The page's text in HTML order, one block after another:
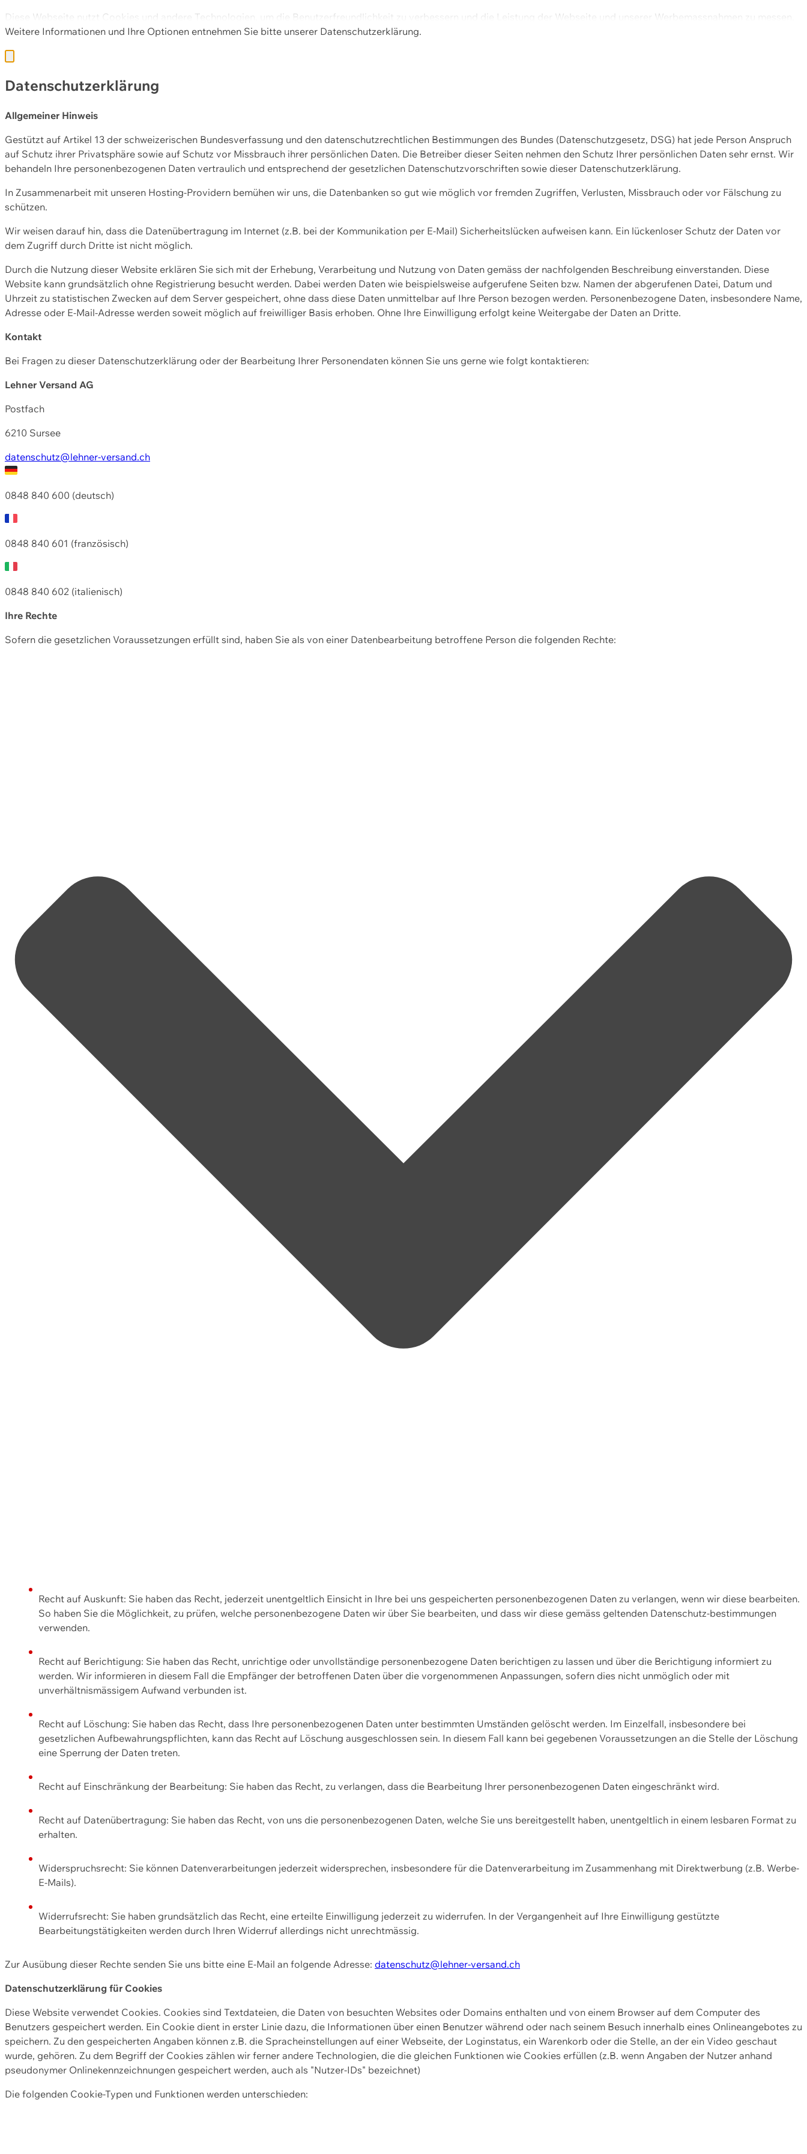
Diese Webseite nutzt Cookies und andere Technologien, um die Benutzerfreundlichkeit zu verbessern und die Leistung der Webseite und unserer Werbemassnahmen zu messen.
Weitere Informationen und Ihre Optionen entnehmen Sie bitte unserer Datenschutzerklärung.
Datenschutzerklärung
Allgemeiner Hinweis
Gestützt auf Artikel 13 der schweizerischen Bundesverfassung und den datenschutzrechtlichen Bestimmungen des Bundes (Datenschutzgesetz, DSG) hat jede Person Anspruch
auf Schutz ihrer Privatsphäre sowie auf Schutz vor Missbrauch ihrer persönlichen Daten. Die Betreiber dieser Seiten nehmen den Schutz Ihrer persönlichen Daten sehr ernst. Wir
behandeln Ihre personenbezogenen Daten vertraulich und entsprechend der gesetzlichen Datenschutzvorschriften sowie dieser Datenschutzerklärung.
In Zusammenarbeit mit unseren Hosting-Providern bemühen wir uns, die Datenbanken so gut wie möglich vor fremden Zugriffen, Verlusten, Missbrauch oder vor Fälschung zu
schützen.
Wir weisen darauf hin, dass die Datenübertragung im Internet (z.B. bei der Kommunikation per E-Mail) Sicherheitslücken aufweisen kann. Ein lückenloser Schutz der Daten vor
dem Zugriff durch Dritte ist nicht möglich.
Durch die Nutzung dieser Website erklären Sie sich mit der Erhebung, Verarbeitung und Nutzung von Daten gemäss der nachfolgenden Beschreibung einverstanden. Diese
Website kann grundsätzlich ohne Registrierung besucht werden. Dabei werden Daten wie beispielsweise aufgerufene Seiten bzw. Namen der abgerufenen Datei, Datum und
Uhrzeit zu statistischen Zwecken auf dem Server gespeichert, ohne dass diese Daten unmittelbar auf Ihre Person bezogen werden. Personenbezogene Daten, insbesondere Name,
Adresse oder E-Mail-Adresse werden soweit möglich auf freiwilliger Basis erhoben. Ohne Ihre Einwilligung erfolgt keine Weitergabe der Daten an Dritte.
Kontakt
Bei Fragen zu dieser Datenschutzerklärung oder der Bearbeitung Ihrer Personendaten können Sie uns gerne wie folgt kontaktieren:
Lehner Versand AG
Postfach
6210 Sursee
datenschutz@lehner-versand.ch
0848 840 600 (deutsch)
0848 840 601 (französisch)
0848 840 602 (italienisch)
Ihre Rechte
Sofern die gesetzlichen Voraussetzungen erfüllt sind, haben Sie als von einer Datenbearbeitung betroffene Person die folgenden Rechte:
Recht auf Auskunft: Sie haben das Recht, jederzeit unentgeltlich Einsicht in Ihre bei uns gespeicherten personenbezogenen Daten zu verlangen, wenn wir diese bearbeiten.
So haben Sie die Möglichkeit, zu prüfen, welche personenbezogene Daten wir über Sie bearbeiten, und dass wir diese gemäss geltenden Datenschutz-bestimmungen
verwenden.
Recht auf Berichtigung: Sie haben das Recht, unrichtige oder unvollständige personenbezogene Daten berichtigen zu lassen und über die Berichtigung informiert zu
werden. Wir informieren in diesem Fall die Empfänger der betroffenen Daten über die vorgenommenen Anpassungen, sofern dies nicht unmöglich oder mit
unverhältnismässigem Aufwand verbunden ist.
Recht auf Löschung: Sie haben das Recht, dass Ihre personenbezogenen Daten unter bestimmten Umständen gelöscht werden. Im Einzelfall, insbesondere bei
gesetzlichen Aufbewahrungspflichten, kann das Recht auf Löschung ausgeschlossen sein. In diesem Fall kann bei gegebenen Voraussetzungen an die Stelle der Löschung
eine Sperrung der Daten treten.
Recht auf Einschränkung der Bearbeitung: Sie haben das Recht, zu verlangen, dass die Bearbeitung Ihrer personenbezogenen Daten eingeschränkt wird.
Recht auf Datenübertragung: Sie haben das Recht, von uns die personenbezogenen Daten, welche Sie uns bereitgestellt haben, unentgeltlich in einem lesbaren Format zu
erhalten.
Widerspruchsrecht: Sie können Datenverarbeitungen jederzeit widersprechen, insbesondere für die Datenverarbeitung im Zusammenhang mit Direktwerbung (z.B. Werbe-
E-Mails).
Widerrufsrecht: Sie haben grundsätzlich das Recht, eine erteilte Einwilligung jederzeit zu widerrufen. In der Vergangenheit auf Ihre Einwilligung gestützte
Bearbeitungstätigkeiten werden durch Ihren Widerruf allerdings nicht unrechtmässig.
Zur Ausübung dieser Rechte senden Sie uns bitte eine E-Mail an folgende Adresse: datenschutz@lehner-versand.ch
Datenschutzerklärung für Cookies
Diese Website verwendet Cookies. Cookies sind Textdateien, die Daten von besuchten Websites oder Domains enthalten und von einem Browser auf dem Computer des
Benutzers gespeichert werden. Ein Cookie dient in erster Linie dazu, die Informationen über einen Benutzer während oder nach seinem Besuch innerhalb eines Onlineangebotes zu
speichern. Zu den gespeicherten Angaben können z.B. die Spracheinstellungen auf einer Webseite, der Loginstatus, ein Warenkorb oder die Stelle, an der ein Video geschaut
wurde, gehören. Zu dem Begriff der Cookies zählen wir ferner andere Technologien, die die gleichen Funktionen wie Cookies erfüllen (z.B. wenn Angaben der Nutzer anhand
pseudonymer Onlinekennzeichnungen gespeichert werden, auch als "Nutzer-IDs" bezeichnet)
Die folgenden Cookie-Typen und Funktionen werden unterschieden: